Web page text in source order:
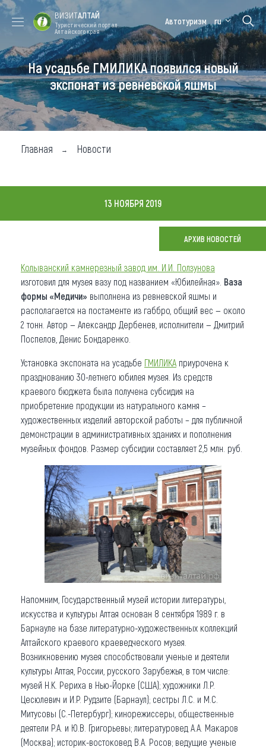
Форум VISIT
ALTAI
Цветение
маральника
Медицинский
форум
Алтайская
зимовка
Туры
Где побывать
Чем заняться
Где остановиться
Новости
Что привезти (сувениры)
О регионе
Коллекция впечатлений
Другие рубрики
ВИЗИТАЛТАЙ
Туристический портал
Алтайского края
Автотуризм ru
На усадьбе ГМИЛИКА появился новый
экспонат из ревневской яшмы
Главная Новости
13 НОЯБРЯ 2019
АРХИВ НОВОСТЕЙ
Колыванский камнерезный завод им. И.И. Ползунова
изготовил для музея вазу под названием «Юбилейная». Ваза
формы «Медичи» выполнена из ревневской яшмы и
располагается на постаменте из габбро, общий вес — около
2 тонн. Автор — Александр Дербенев, исполнители — Дмитрий
Поспелов, Денис Бондаренко.
Установка экспоната на усадьбе ГМИЛИКА приурочена к
празднованию 30-летнего юбилея музея. Из средств
краевого бюджета была получена субсидия на
приобретение продукции из натурального камня –
художественных изделий авторской работы – для публичной
демонстрации в административных зданиях и пополнения
музейных фондов. Размер субсидии составляет 2,5 млн. руб.
Напомним, Государственный музей истории литературы,
искусства и культуры Алтая основан 8 сентября 1989 г. в
Барнауле на базе литературно-художественных коллекций
Алтайского краевого краеведческого музея.
Возникновению музея способствовали ученые и деятели
культуры Алтая, России, русского Зарубежья, в том числе:
музей Н.К. Рериха в Нью-Йорке (США); художники Л.Р.
Цесюлевич и И.Р. Рудзите (Барнаул); сестры Л.С. и М.С.
Митусовы (С.-Петербург); кинорежиссеры, общественные
деятели Р.А. и Ю.В. Григорьевы; литературовед А.А. Макаров
(Москва); историк-востоковед В.А. Росов; ведущие ученые